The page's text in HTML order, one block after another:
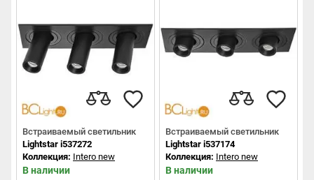
Встраиваемый светильник
Lightstar i537272
Коллекция: Intero new
В наличии
Встраиваемый светильник
Lightstar i537174
Коллекция: Intero new
В наличии